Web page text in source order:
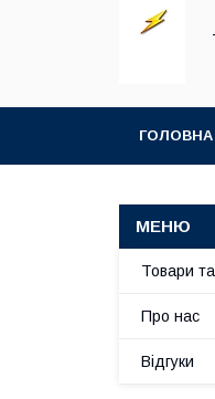
ГОЛОВНА
Товари
Про нас
Відгуки